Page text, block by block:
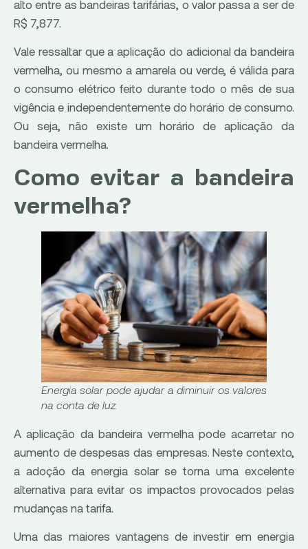
alto entre as bandeiras tarifárias, o valor passa a ser de
R$ 7,877.
Vale ressaltar que a aplicação do adicional da bandeira
vermelha, ou mesmo a amarela ou verde, é válida para
o consumo elétrico feito durante todo o mês de sua
vigência e independentemente do horário de consumo.
Ou seja, não existe um horário de aplicação da
bandeira vermelha.
Como evitar a bandeira
vermelha?
Energia solar pode ajudar a diminuir os valores
na conta de luz.
A aplicação da bandeira vermelha pode acarretar no
aumento de despesas das empresas. Neste contexto,
a adoção da energia solar se torna uma excelente
alternativa para evitar os impactos provocados pelas
mudanças na tarifa.
Uma das maiores vantagens de investir em energia